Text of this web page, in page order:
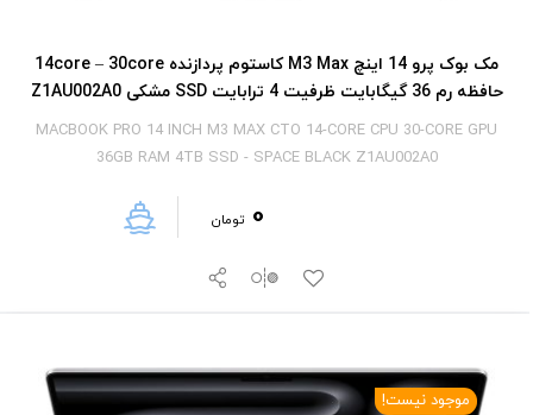
مک بوک پرو 14 اینچ M3 Max کاستوم پردازنده 14core – 30core
حافظه رم 36 گیگابایت ظرفیت 4 ترابایت SSD مشکی Z1AU002A0
MACBOOK PRO 14 INCH M3 MAX CTO 14-CORE CPU 30-CORE GPU
36GB RAM 4TB SSD - SPACE BLACK Z1AU002A0
0 تومان
موجود نیست!